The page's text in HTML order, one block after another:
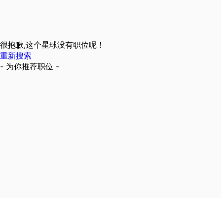
很抱歉,这个星球没有职位呢！
重新搜索
- 为你推荐职位 -